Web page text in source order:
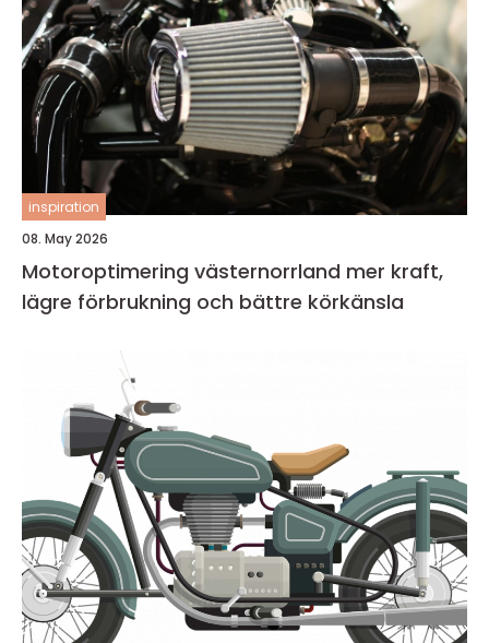
inspiration
08. May 2026
Motoroptimering västernorrland mer kraft,
lägre förbrukning och bättre körkänsla